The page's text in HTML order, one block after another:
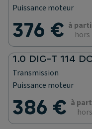
Puissance moteur
376 € à
hors
1.0 DIG-T 114
Transmission
Puissance moteur
386 € à